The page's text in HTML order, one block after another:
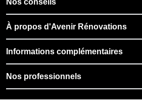
Nos conseils
À propos d'Avenir Rénovations
Informations complémentaires
Nos professionnels